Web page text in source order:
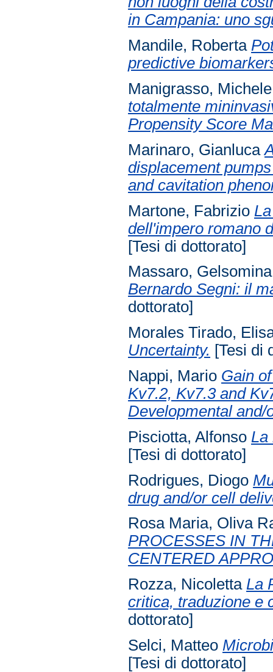
in Campania: uno
Mandile, Roberta
predictive
Manigrasso, Michele
totalmente
Propensity Score
Marinaro, Gianluca
displacement
and cavitation
Martone, Fabrizio
dell'impero romano
[Tesi di dottorato]
Massaro, Gelsomina
Bernardo Segni: il
dottorato]
Morales Tirado,
Uncertainty. [Tesi di
Nappi, Mario Gain
Kv7.2, Kv7.3 and
Developmental and/
Pisciotta, Alfonso La
[Tesi di dottorato]
Rodrigues, Diogo
drug and/or cell
Rosa Maria, Oliva
PROCESSES IN
CENTERED
Rozza, Nicoletta La
critica, traduzione e
dottorato]
Selci, Matteo
[Tesi di dottorato]